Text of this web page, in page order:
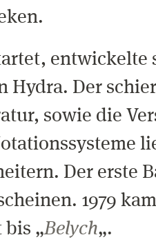
entwickelte
Hydra. Der
sowie die
Der erste
1979
bis „Belych„.